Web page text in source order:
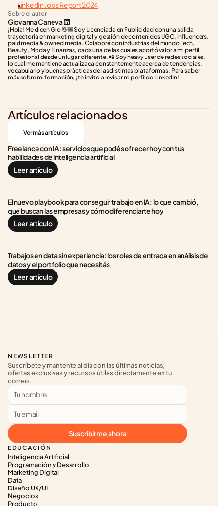
LinkedIn Jobs Report 2024
Sobre el autor
Giovanna Caneva
¡Hola! Me dicen Gio 👋🏽 Soy Licenciada en Publicidad con una sólida
trayectoria en marketing digital y gestión de contenidos UGC, influencers,
paid media & owned media. Colaboré con industrias del mundo Tech,
Beauty, Moda y Finanzas, cada una de las cuales aportó valor a mi perfil
profesional desde un lugar diferente. 📲 Soy heavy user de redes sociales,
lo cual me mantiene actualizada constantemente acerca de tendencias,
vocabulario y buenas prácticas de las distintas plataformas. Para saber
más sobre mi formación, ¡te invito a revisar mi perfil de LinkedIn!
Artículos relacionados
Ver más artículos
Freelance con IA: servicios que podés ofrecer hoy con tus
habilidades de inteligencia artificial
Leer artículo
El nuevo playbook para conseguir trabajo en IA: lo que cambió,
qué buscan las empresas y cómo diferenciarte hoy
Leer artículo
Trabajos en data sin experiencia: los roles de entrada en análisis de
datos y el portfolio que necesitás
Leer artículo
EDUCACIÓN
Inteligencia Artificial
Programación y Desarrollo
Marketing Digital
Data
Diseño UX/UI
Negocios
Producto
NEWSLETTER
Suscríbete y mantente al día con las últimas noticias,
ofertas exclusivas y recursos útiles directamente en tu
correo.
Suscribirme ahora